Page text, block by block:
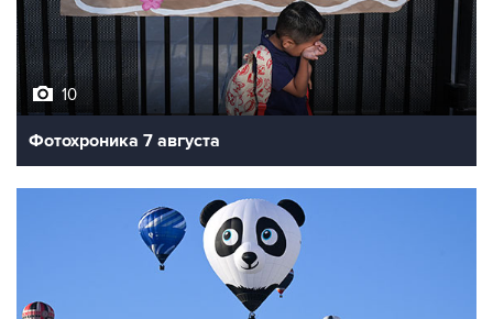
10
Фотохроника 7 августа